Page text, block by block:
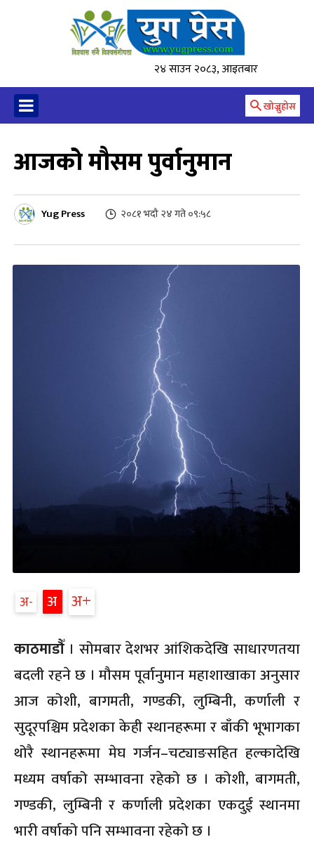
२४ साउन २०८३, आइतबार
खोज्नुहोस
आजको मौसम पुर्वानुमान
Yug Press २०८१ भदौ २४ गते ०९:५८
अ अ अ
काठमाडौँ। सोमबार देशभर आंशिकदेखि साधारणतया
बदली रहने छ । मौसम पूर्वानुमान महाशाखाका अनुसार
आज कोशी, बागमती, गण्डकी, लुम्बिनी, कर्णाली र
सुदूरपश्चिम प्रदेशका केही स्थानहरूमा र बाँकी भूभागका
थोरै स्थानहरूमा मेघ गर्जन–चट्याङसहित हल्कादेखि
मध्यम वर्षाको सम्भावना रहेको छ । कोशी, बागमती,
गण्डकी, लुम्बिनी र कर्णाली प्रदेशका एकदुई स्थानमा
भारी वर्षाको पनि सम्भावना रहेको छ ।